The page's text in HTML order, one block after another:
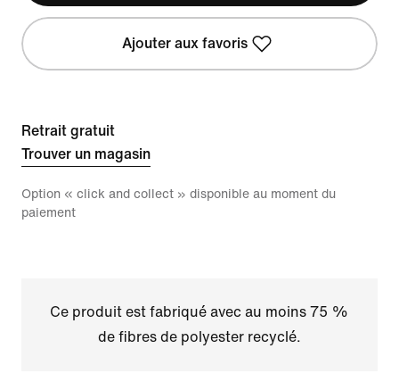
Ajouter aux favoris
Retrait gratuit
Trouver un magasin
Option « click and collect » disponible au moment du
paiement
Ce produit est fabriqué avec au moins 75 %
de fibres de polyester recyclé.